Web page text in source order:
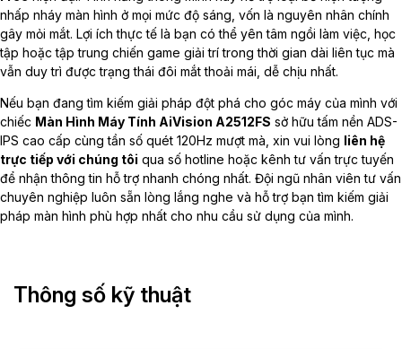
nhấp nháy màn hình ở mọi mức độ sáng, vốn là nguyên nhân chính
gây mỏi mắt. Lợi ích thực tế là bạn có thể yên tâm ngồi làm việc, học
tập hoặc tập trung chiến game giải trí trong thời gian dài liên tục mà
vẫn duy trì được trạng thái đôi mắt thoải mái, dễ chịu nhất.
Nếu bạn đang tìm kiếm giải pháp đột phá cho góc máy của mình với
chiếc Màn Hình Máy Tính AiVision A2512FS sở hữu tấm nền ADS-
IPS cao cấp cùng tần số quét 120Hz mượt mà, xin vui lòng liên hệ
trực tiếp với chúng tôi qua số hotline hoặc kênh tư vấn trực tuyến
để nhận thông tin hỗ trợ nhanh chóng nhất. Đội ngũ nhân viên tư vấn
chuyên nghiệp luôn sẵn lòng lắng nghe và hỗ trợ bạn tìm kiếm giải
pháp màn hình phù hợp nhất cho nhu cầu sử dụng của mình.
Thông số kỹ thuật